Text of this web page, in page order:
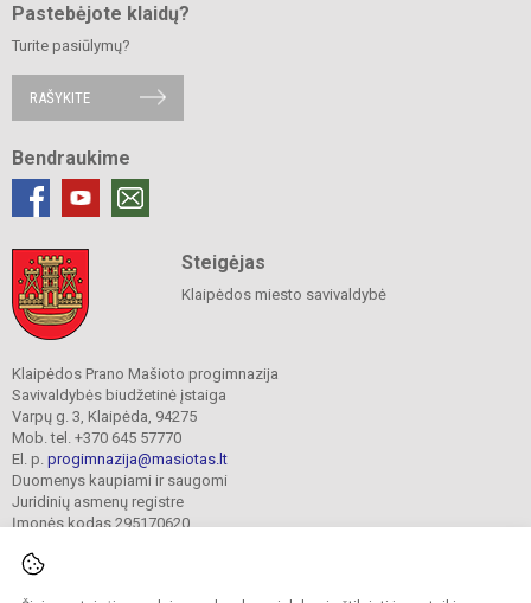
Pastebėjote klaidų?
Turite pasiūlymų?
RAŠYKITE
Bendraukime
Steigėjas
Klaipėdos miesto savivaldybė
Klaipėdos Prano Mašioto progimnazija
Savivaldybės biudžetinė įstaiga
Varpų g. 3, Klaipėda, 94275
Mob. tel. +370 645 57770
El. p. progimnazija@masiotas.lt
Duomenys kaupiami ir saugomi
Juridinių asmenų registre
Įmonės kodas 295170620